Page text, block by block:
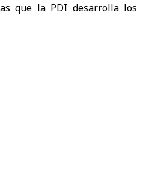
que la PDI desarrolla los